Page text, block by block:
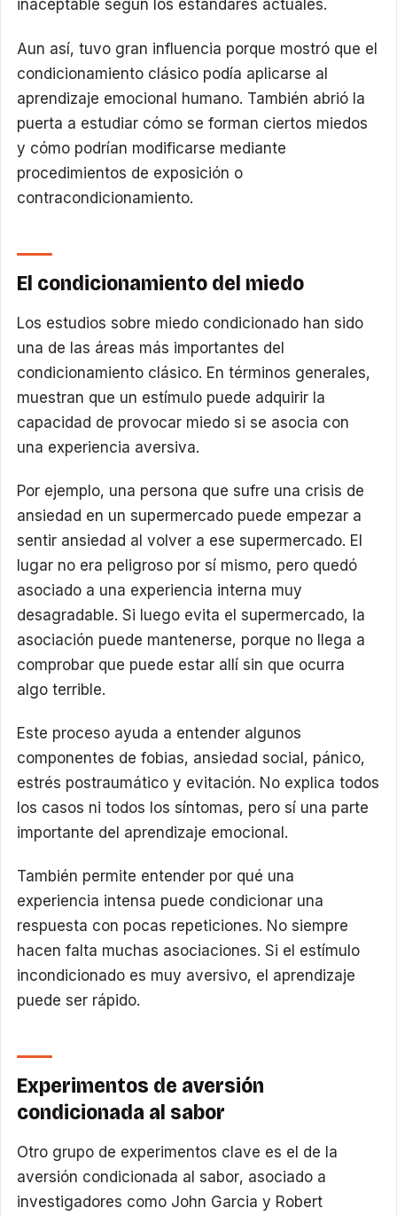
inaceptable según los estándares actuales.
Aun así, tuvo gran influencia porque mostró que el
condicionamiento clásico podía aplicarse al
aprendizaje emocional humano. También abrió la
puerta a estudiar cómo se forman ciertos miedos
y cómo podrían modificarse mediante
procedimientos de exposición o
contracondicionamiento.
El condicionamiento del miedo
Los estudios sobre miedo condicionado han sido
una de las áreas más importantes del
condicionamiento clásico. En términos generales,
muestran que un estímulo puede adquirir la
capacidad de provocar miedo si se asocia con
una experiencia aversiva.
Por ejemplo, una persona que sufre una crisis de
ansiedad en un supermercado puede empezar a
sentir ansiedad al volver a ese supermercado. El
lugar no era peligroso por sí mismo, pero quedó
asociado a una experiencia interna muy
desagradable. Si luego evita el supermercado, la
asociación puede mantenerse, porque no llega a
comprobar que puede estar allí sin que ocurra
algo terrible.
Este proceso ayuda a entender algunos
componentes de fobias, ansiedad social, pánico,
estrés postraumático y evitación. No explica todos
los casos ni todos los síntomas, pero sí una parte
importante del aprendizaje emocional.
También permite entender por qué una
experiencia intensa puede condicionar una
respuesta con pocas repeticiones. No siempre
hacen falta muchas asociaciones. Si el estímulo
incondicionado es muy aversivo, el aprendizaje
puede ser rápido.
Experimentos de aversión
condicionada al sabor
Otro grupo de experimentos clave es el de la
aversión condicionada al sabor, asociado a
investigadores como John Garcia y Robert